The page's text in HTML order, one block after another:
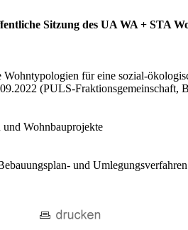
Sitzung des UA WA + STA
Wohntypologien für eine sozial-
(PULS-
Wohnbauprojekte
und Umlegungsverfahren